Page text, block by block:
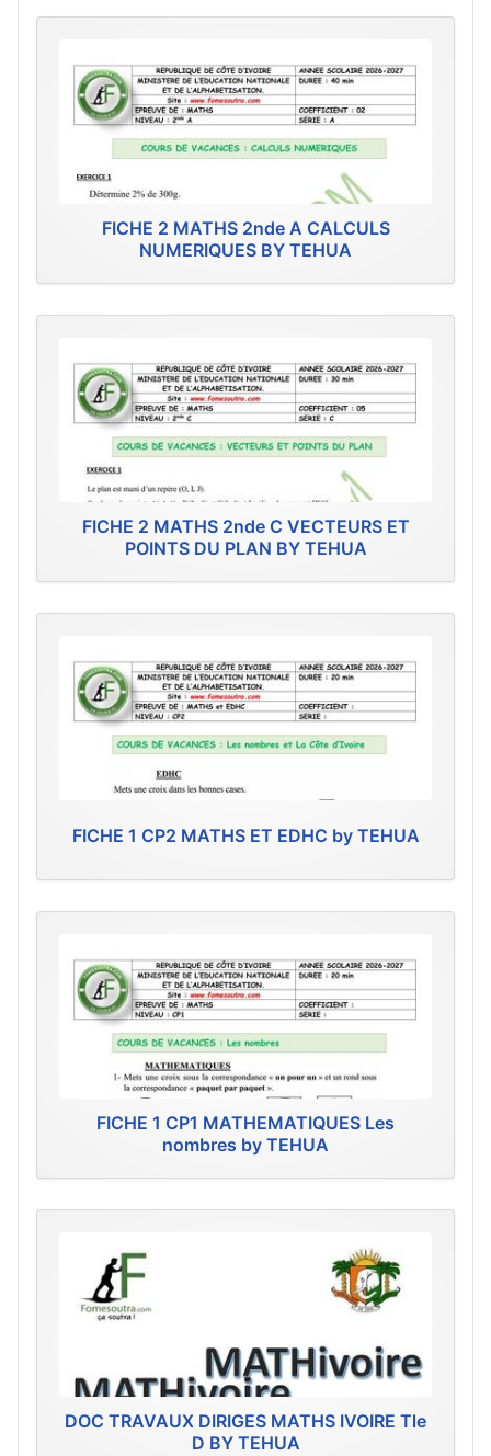
FICHE 2 MATHS 2nde A CALCULS
NUMERIQUES BY TEHUA
FICHE 2 MATHS 2nde C VECTEURS ET
POINTS DU PLAN BY TEHUA
FICHE 1 CP2 MATHS ET EDHC by TEHUA
FICHE 1 CP1 MATHEMATIQUES Les
nombres by TEHUA
DOC TRAVAUX DIRIGES MATHS IVOIRE Tle
D BY TEHUA